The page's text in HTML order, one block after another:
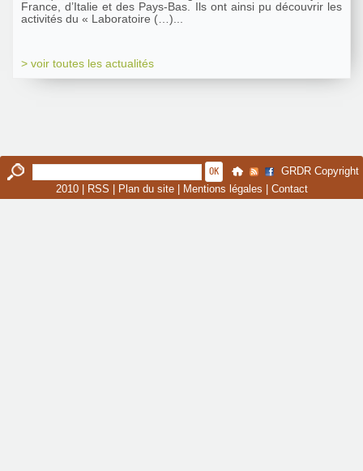
France, d’Italie et des Pays-Bas. Ils ont ainsi pu découvrir les
activités du « Laboratoire (…)...
> voir toutes les actualités
GRDR Copyright
2010 |
RSS Plan du site| Mentions légales Contact